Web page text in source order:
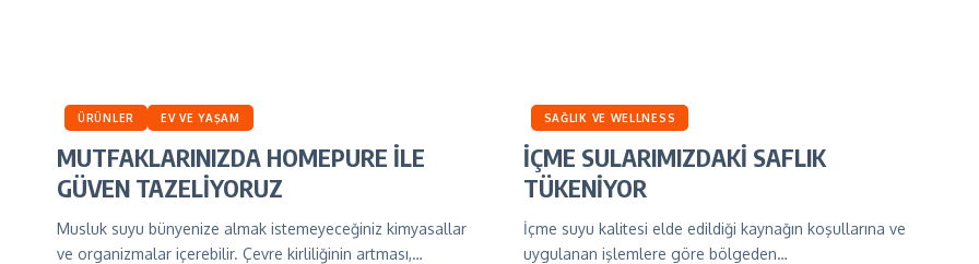
ÜRÜNLER EV VE YAŞAM
MUTFAKLARINIZDA HOMEPURE İLE
GÜVEN TAZELİYORUZ
Musluk suyu bünyenize almak istemeyeceğiniz kimyasallar
ve organizmalar içerebilir. Çevre kirliliğinin artması,…
SAĞLIK VE WELLNESS
İÇME SULARIMIZDAKİ SAFLIK
TÜKENİYOR
İçme suyu kalitesi elde edildiği kaynağın koşullarına ve
uygulanan işlemlere göre bölgeden…